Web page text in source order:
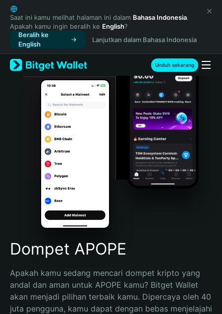
English
日本語
Tiếng Việt
Русский
Español (Latinoamérica)
Türkçe
Italiano
Português (Portugal)
Bahasa Indonesia
Português (Brasil)
Español (Argentina)
Saat ini kamu melihat halaman ini dalam Bahasa Indonesia.
Apakah kamu ingin beralih ke English?
Beralih ke
English
Lanjutkan dalam Bahasa Indonesia
Unduh sekarang
Dompet APOPE
Apakah kamu sedang mencari dompet kripto yang
andal dan aman untuk APOPE kamu? Bitget Wallet
akan menjadi pilihan terbaik kamu. Dipercaya oleh 40
juta pengguna, kamu dapat dengan bebas menjelajahi